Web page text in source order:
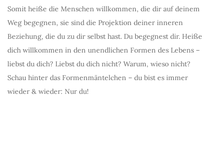
Somit heiße die Menschen willkommen, die dir auf deinem
Weg begegnen, sie sind die Projektion deiner inneren
Beziehung, die du zu dir selbst hast. Du begegnest dir. Heiße
dich willkommen in den unendlichen Formen des Lebens –
liebst du dich? Liebst du dich nicht? Warum, wieso nicht?
Schau hinter das Formenmäntelchen – du bist es immer
wieder & wieder: Nur du!